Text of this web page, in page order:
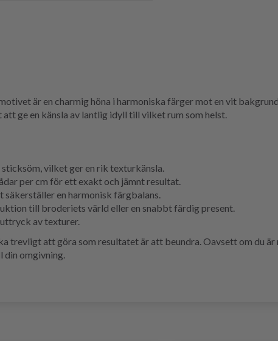
är en charmig höna i harmoniska färger mot en vit
ge en känsla av lantlig idyll till vilket rum som helst.
vilket ger en rik texturkänsla.
per cm för ett exakt och jämnt resultat.
en harmonisk färgbalans.
till broderiets värld eller en snabbt färdig present.
av texturer.
trevligt att göra som resultatet är att beundra. Oavsett om du
omgivning.